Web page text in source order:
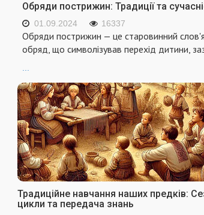
Обряди пострижин: Традиції та
01.09.2024 16337
Обряди пострижин — це старовинний
обряд, що символізував перехід дитини,
...
Традиційне навчання наших предків:
цикли та передача знань